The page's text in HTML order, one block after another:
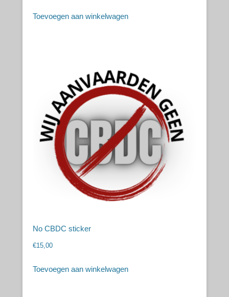
Toevoegen aan winkelwagen
No CBDC sticker
€15,00
Toevoegen aan winkelwagen